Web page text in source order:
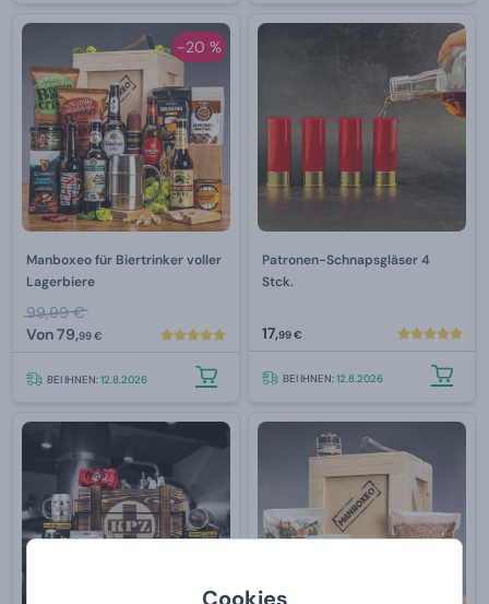
-20 %
Manboxeo für Biertrinker voller
Lagerbiere
99,99 €
Von79,99 €
BEI IHNEN:12.8.2026
Patronen-Schnapsgläser 4
Stck.
17,99 €
BEI IHNEN:12.8.2026